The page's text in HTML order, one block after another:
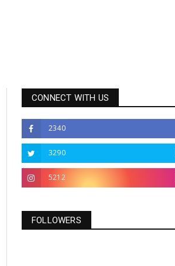
CONNECT WITH US
2340
3290
5212
FOLLOWERS